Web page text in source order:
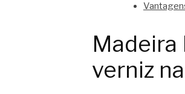
Madeira
verniz